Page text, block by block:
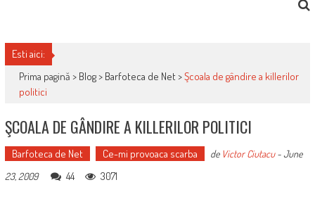
Esti aici:
Prima pagină > Blog> Barfoteca de Net>Şcoala de gândire a killerilor
politici
ŞCOALA DE GÂNDIRE A KILLERILOR POLITICI
Barfoteca de Net Ce-mi provoaca scarba de Victor Ciutacu-June
23, 2009
44 3071